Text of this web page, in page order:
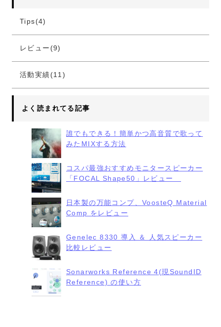
Tips(4)
レビュー(9)
活動実績(11)
よく読まれてる記事
誰でもできる！簡単かつ高音質で歌って
みたMIXする方法
コスパ最強おすすめモニタースピーカー
「FOCAL Shape50」レビュー
日本製の万能コンプ、VoosteQ Material
Comp をレビュー
Genelec 8330 導入 ＆ 人気スピーカー
比較レビュー
Sonarworks Reference 4(現SoundID
Reference) の使い方